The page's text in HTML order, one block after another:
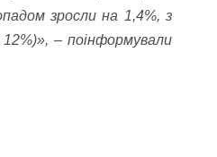
зросли на 1,4%, з
», – поінформували